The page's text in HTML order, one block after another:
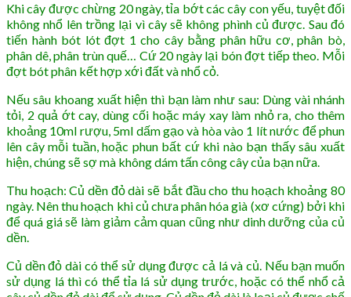
Khi cây được chừng 20 ngày, tỉa bớt các cây con yếu, tuyệt đối
không nhổ lên trồng lại vì cây sẽ không phình củ được. Sau đó
tiến hành bót lót đợt 1 cho cây bằng phân hữu cơ, phân bò,
phân dê, phân trùn quế… Cứ 20 ngày lại bón đợt tiếp theo. Mỗi
đợt bót phân kết hợp xới đất và nhổ cỏ.
Nếu sâu khoang xuất hiện thì bạn làm như sau: Dùng vài nhánh
tỏi, 2 quả ớt cay, dùng cối hoặc máy xay làm nhỏ ra, cho thêm
khoảng 10ml rượu, 5ml dấm gạo và hòa vào 1 lít nước để phun
lên cây mỗi tuần, hoặc phun bất cứ khi nào bạn thấy sâu xuất
hiện, chúng sẽ sợ mà không dám tấn công cây của bạn nữa.
Thu hoạch: Củ dền đỏ dài sẽ bắt đầu cho thu hoạch khoảng 80
ngày. Nên thu hoạch khi củ chưa phân hóa già (xơ cứng) bởi khi
để quá giá sẽ làm giảm cảm quan cũng như dinh dưỡng của củ
dền.
Củ dền đỏ dài có thể sử dụng được cả lá và củ. Nếu bạn muốn
sử dụng lá thì có thể tỉa lá sử dụng trước, hoặc có thể nhổ cả